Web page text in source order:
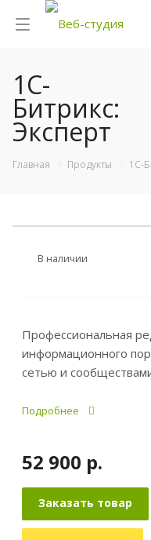
1С-
Битрикс:
Эксперт
Главная Продукты 1С-
В наличии
Профессиональная
информационного
сетью и
Подробнее
52 900 р.
Заказать товар